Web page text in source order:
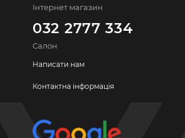
Інтернет магазин
032 2777 334
Салон
Написати нам
Контактна інформація